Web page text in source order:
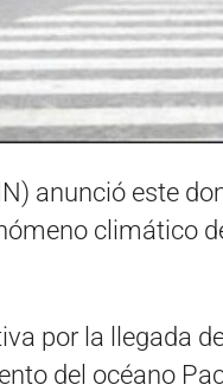
anunció este
climático
por la llegada
del océano